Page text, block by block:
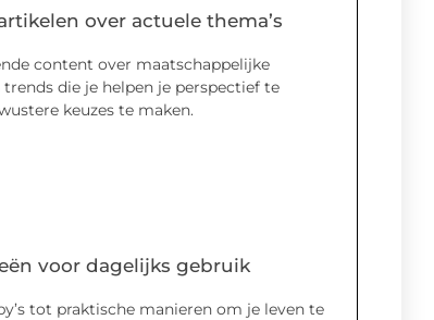
over actuele thema’s
content over maatschappelijke
die je helpen je perspectief te
keuzes te maken.
voor dagelijks gebruik
tot praktische manieren om je leven te